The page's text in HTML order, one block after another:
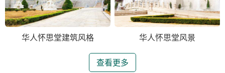
华人怀思堂建筑风格 华人怀思堂风景
查看更多